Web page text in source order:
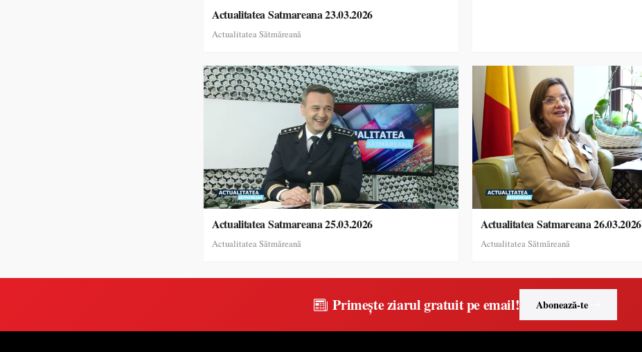
Actualitatea Satmareana 23.03.2026
Actualitatea Sătmăreană
Actualitatea Satmareana 25.03.2026
Actualitatea Sătmăreană
Actualitatea Satmareana 26.03.2026
Actualitatea Sătmăreană
Primește ziarul gratuit pe email! Abonează-te